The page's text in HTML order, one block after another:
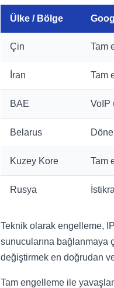
Ülke / Bölge
Çin Tam
İran Tam
BAE VoIP
Belarus
Kuzey Kore Tam
Rusya
Teknik olarak engelleme,
sunucularına bağlanmaya
değiştirmek en doğrudan
Tam engelleme ile